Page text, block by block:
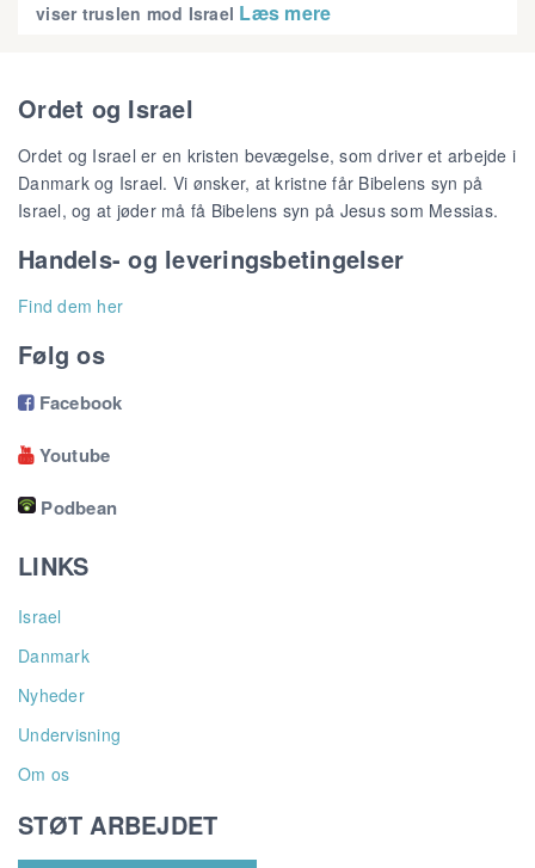
viser truslen mod Israel Læs mere
Ordet og Israel
Ordet og Israel er en kristen bevægelse, som driver et arbejde i
Danmark og Israel. Vi ønsker, at kristne får Bibelens syn på
Israel, og at jøder må få Bibelens syn på Jesus som Messias.
Handels- og leveringsbetingelser
Find dem her
Følg os
Facebook
Youtube
Podbean
LINKS
Israel
Danmark
Nyheder
Undervisning
Om os
STØT ARBEJDET